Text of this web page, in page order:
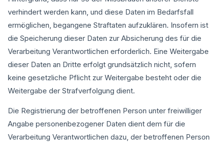
verhindert werden kann, und diese Daten im Bedarfsfall
ermöglichen, begangene Straftaten aufzuklären. Insofern ist
die Speicherung dieser Daten zur Absicherung des für die
Verarbeitung Verantwortlichen erforderlich. Eine Weitergabe
dieser Daten an Dritte erfolgt grundsätzlich nicht, sofern
keine gesetzliche Pflicht zur Weitergabe besteht oder die
Weitergabe der Strafverfolgung dient.
Die Registrierung der betroffenen Person unter freiwilliger
Angabe personenbezogener Daten dient dem für die
Verarbeitung Verantwortlichen dazu, der betroffenen Person